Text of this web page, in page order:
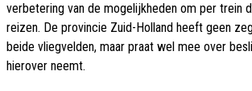
verbetering van de mogelijkheden om per trein
reizen. De provincie Zuid-Holland heeft geen
beide vliegvelden, maar praat wel mee over
hierover neemt.